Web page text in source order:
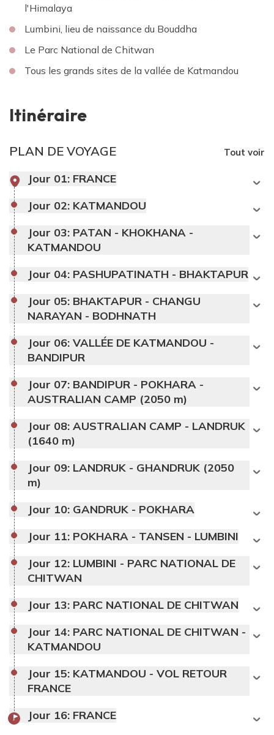
l'Himalaya
Lumbini, lieu de naissance du Bouddha
Le Parc National de Chitwan
Tous les grands sites de la vallée de Katmandou
Itinéraire
PLAN DE VOYAGE Tout voir
Jour 01: FRANCE
Jour 02: KATMANDOU
Jour 03: PATAN - KHOKHANA -
KATMANDOU
Jour 04: PASHUPATINATH - BHAKTAPUR
Jour 05: BHAKTAPUR - CHANGU
NARAYAN - BODHNATH
Jour 06: VALLÉE DE KATMANDOU -
BANDIPUR
Jour 07: BANDIPUR - POKHARA -
AUSTRALIAN CAMP (2050 m)
Jour 08: AUSTRALIAN CAMP - LANDRUK
(1640 m)
Jour 09: LANDRUK - GHANDRUK (2050
m)
Jour 10: GANDRUK - POKHARA
Jour 11: POKHARA - TANSEN - LUMBINI
Jour 12: LUMBINI - PARC NATIONAL DE
CHITWAN
Jour 13: PARC NATIONAL DE CHITWAN
Jour 14: PARC NATIONAL DE CHITWAN -
KATMANDOU
Jour 15: KATMANDOU - VOL RETOUR
FRANCE
Jour 16: FRANCE